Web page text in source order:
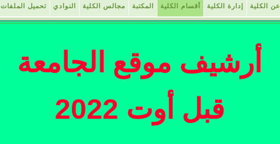
عن الكلية إدارة الكلية أقسام الكلية المكتبة مجالس الكلية النوادي تحميل الملفات
أرشيف موقع الجامعة
قبل أوت 2022